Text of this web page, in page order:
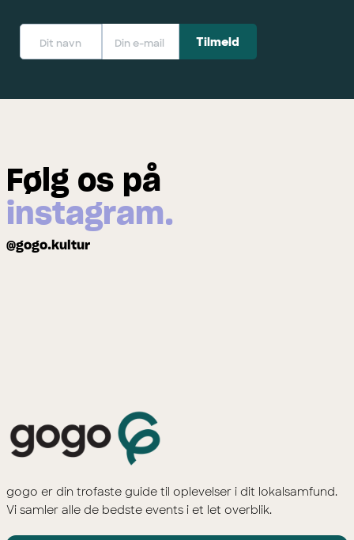
Følg os på
instagram.
@gogo.kultur
gogo er din trofaste guide til oplevelser i dit lokalsamfund.
Vi samler alle de bedste events i et let overblik.